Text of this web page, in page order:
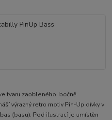
tvaru zaobleného, bočně
výrazný retro motiv Pin-Up dívky v
(basu). Pod ilustrací je umístěn